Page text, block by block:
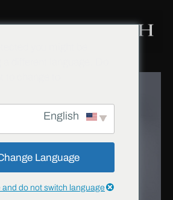
Language
and do not switch language